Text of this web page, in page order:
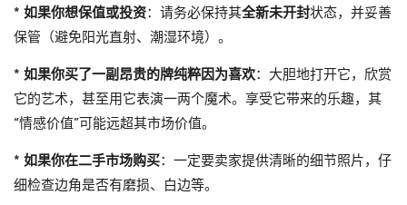
* 如果你想保值或投资：请务必保持其全新未开封状态，并妥善
保管（避免阳光直射、潮湿环境）。
* 如果你买了一副昂贵的牌纯粹因为喜欢：大胆地打开它，欣赏
它的艺术，甚至用它表演一两个魔术。享受它带来的乐趣，其
“情感价值”可能远超其市场价值。
* 如果你在二手市场购买：一定要卖家提供清晰的细节照片，仔
细检查边角是否有磨损、白边等。